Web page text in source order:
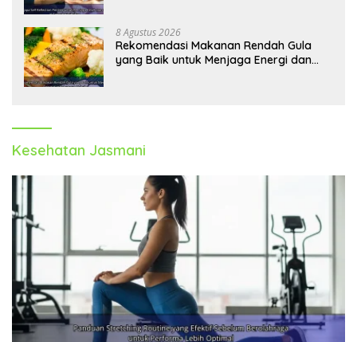
8 Agustus 2026
Rekomendasi Makanan Rendah Gula
yang Baik untuk Menjaga Energi dan
Kesehatan Jasmani